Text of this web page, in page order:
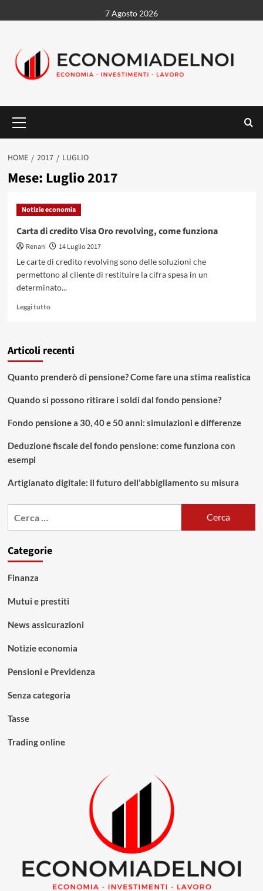
al
7 Agosto 2026
principale
HOME 2017 LUGLIO
Mese: Luglio 2017
Notizie economia
Carta di credito Visa Oro revolving, come funziona
Renan
14 Luglio 2017
Le carte di credito revolving sono delle soluzioni che
permettono al cliente di restituire la cifra spesa in un
determinato...
Leggi tuttoLeggi
Carta
Visa
revolving,
funziona
Articoli recenti
Quanto prenderò di pensione? Come fare una stima realistica
Quando si possono ritirare i soldi dal fondo pensione?
Fondo pensione a 30, 40 e 50 anni: simulazioni e differenze
Deduzione fiscale del fondo pensione: come funziona con
esempi
Artigianato digitale: il futuro dell’abbigliamento su misura
Categorie
Finanza
Mutui e prestiti
News assicurazioni
Notizie economia
Pensioni e Previdenza
Senza categoria
Tasse
Trading online